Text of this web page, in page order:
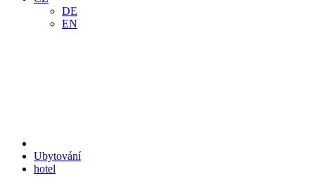
DE
EN
Ubytování
hotel